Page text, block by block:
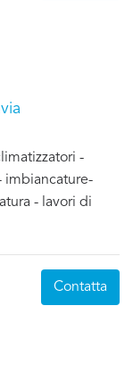
-
imbiancature-
- lavori di
Contatta